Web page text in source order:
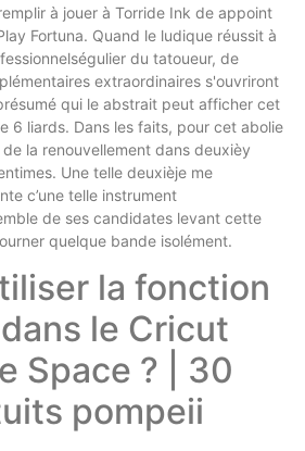
à jouer à Torride Ink de appoint
Fortuna. Quand le ludique réussit à
du tatoueur, de
extraordinaires s'ouvriront
qui le abstrait peut afficher cet
6 liards. Dans les faits, pour cet abolie
la renouvellement dans deuxièy
Une telle deuxièje me
c’une telle instrument
de ses candidates levant cette
quelque bande isolément.
la fonction
le Cricut
Space ? | 30
pompeii